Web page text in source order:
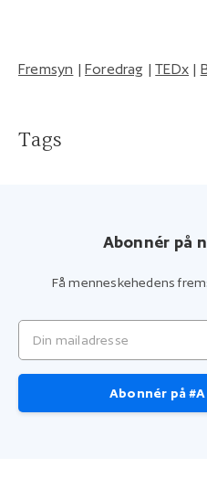
Fremsyn |Foredrag |TEDx |
Tags
Abonnér på
Få menneskehedens
Din mailadresse
Abonnér på